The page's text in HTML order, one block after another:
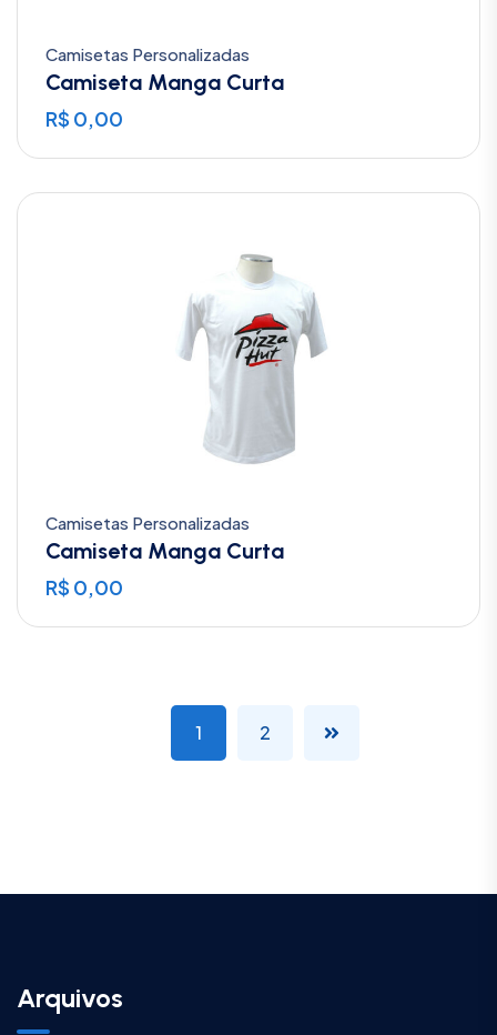
Camisetas Personalizadas
Camiseta Manga Curta
R$ 0,00
Camisetas Personalizadas
Camiseta Manga Curta
R$ 0,00
1 2
Arquivos